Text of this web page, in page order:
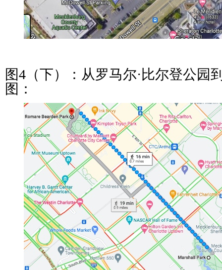
图4（下）：从罗马尔·比尔登公园
图：